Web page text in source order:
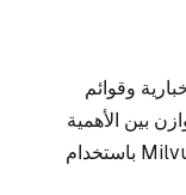
وقوائم
بين الأهمية
الدلالية والحداثة. يوضح هذا البرنامج التعليمي كيفية تنفيذ الترتيب المستند إلى الوقت في Milvus باستخدام